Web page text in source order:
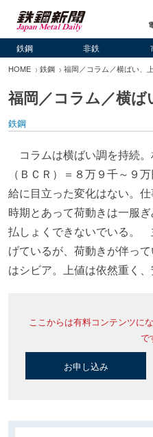
鉄鋼 非鉄
HOME 鉄鋼 福岡／コラム／横ばい、
福岡／コラム／横ば
鉄鋼
コラムは横ばい調を持続
（ＢＣＲ）＝８万９千～９
給に目立った変化はない。
時期とあって荷動きは一服
払しょくできないでいる。
げているが、荷動きが伴っ
はシビア。上値は依然重く
ここからは有料コンテンツに
で
お申し込み